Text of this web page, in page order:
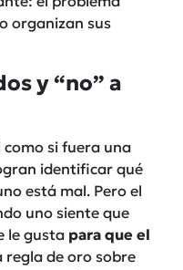
organizan sus
y “no” a
si fuera una
identificar qué
está mal. Pero el
uno siente que
le gusta para que el
regla de oro sobre